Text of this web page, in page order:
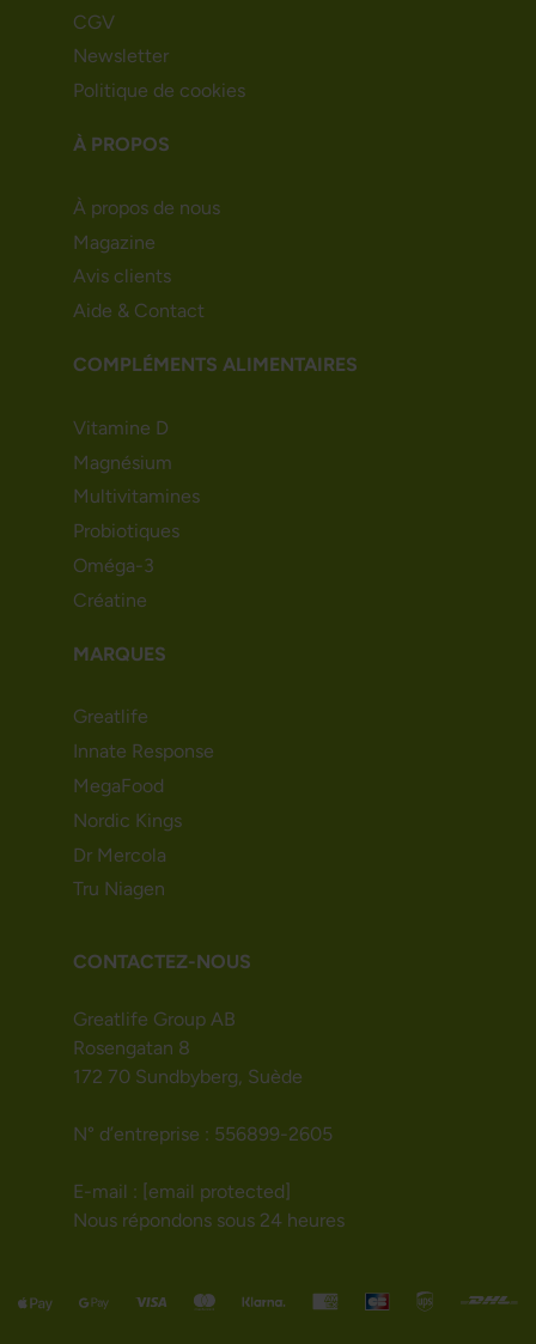
CGV
Newsletter
Politique de cookies
À PROPOS
À propos de nous
Magazine
Avis clients
Aide & Contact
COMPLÉMENTS ALIMENTAIRES
Vitamine D
Magnésium
Multivitamines
Probiotiques
Oméga-3
Créatine
MARQUES
Greatlife
Innate Response
MegaFood
Nordic Kings
Dr Mercola
Tru Niagen
CONTACTEZ-NOUS
Greatlife Group AB
Rosengatan 8
172 70 Sundbyberg, Suède
N° d’entreprise : 556899-2605
E-mail : [email protected]
Nous répondons sous 24 heures